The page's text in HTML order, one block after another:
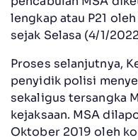
lengkap atau P21
sejak Selasa (4/1/
Proses selanjutnya,
penyidik polisi
sekaligus tersangka
kejaksaan. MSA
Oktober 2019 oleh